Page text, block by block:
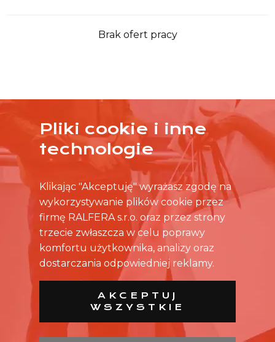
Brak ofert pracy
ŻADNA OFERTA CIĘ NIE ZAINTERESOWAŁA?
SKONTAKTUJ SIĘ BEZPOŚREDNIO ZE SKLEPEM.
Pliki cookie i inne
technologie
Klikając "Akceptuję" wyrażasz zgodę na
wykorzystywanie plików cookie przez
firmę RALFERA s.r.o. oraz przez strony
trzecie zwłaszcza w celu poprawy
komfortu użytkownika, analizy oraz
dostarczania odpowiedniej reklamy.
AKCEPTUJ
WSZYSTKIE